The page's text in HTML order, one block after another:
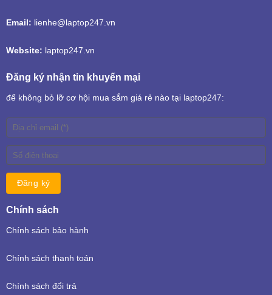
Email: lienhe@laptop247.vn
Website: laptop247.vn
Đăng ký nhận tin khuyến mại
để không bỏ lỡ cơ hội mua sắm giá rẻ nào tại laptop247:
Chính sách
Chính sách bảo hành
Chính sách thanh toán
Chính sách đổi trả